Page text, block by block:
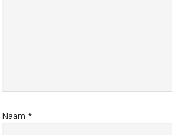
Naam *